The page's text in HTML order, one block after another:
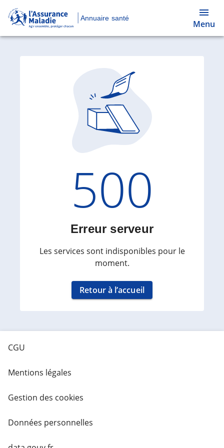
Annuaire santé
Menu
Code
500
Erreur serveur
Les services sont indisponibles pour le
moment.
Retour à l’accueil
CGU
Mentions légales
Gestion des cookies
Données personnelles